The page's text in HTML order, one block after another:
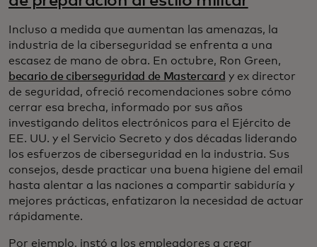
Incluso a medida que aumentan las amenazas, la
industria de la ciberseguridad se enfrenta a una
escasez de mano de obra. En octubre, Ron Green,
becario de ciberseguridad de Mastercard y ex director
de seguridad, ofreció recomendaciones sobre cómo
cerrar esa brecha, informado por sus años
investigando delitos electrónicos para el Ejército de
EE. UU. y el Servicio Secreto y dos décadas liderando
los esfuerzos de ciberseguridad en la industria. Sus
consejos, desde practicar una buena higiene del email
hasta alentar a las naciones a compartir sabiduría y
mejores prácticas, enfatizaron la necesidad de actuar
rápidamente.
Por ejemplo, instó a los empleadores a crear